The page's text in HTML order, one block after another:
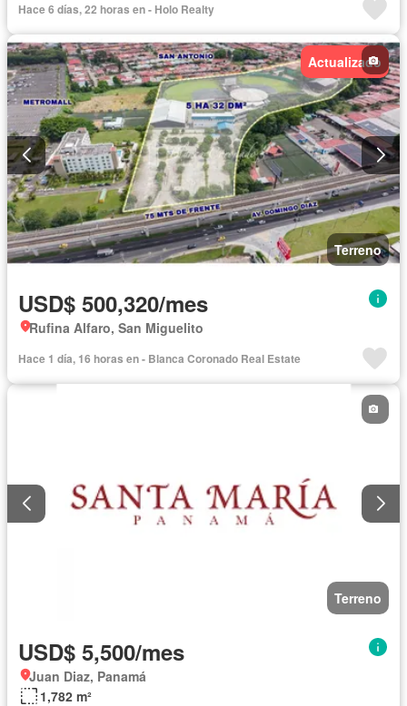
Hace 6 días, 22 horas en - Holo Realty
Actualizado
Terreno
USD$ 500,320/mes
Rufina Alfaro, San Miguelito
Hace 1 día, 16 horas en - Blanca Coronado Real Estate
Terreno
USD$ 5,500/mes
Juan Diaz, Panamá
1,782 m²